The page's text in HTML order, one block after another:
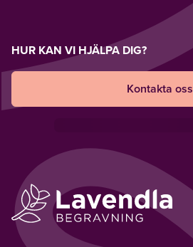
HUR KAN VI HJÄLPA DIG?
Kontakta oss